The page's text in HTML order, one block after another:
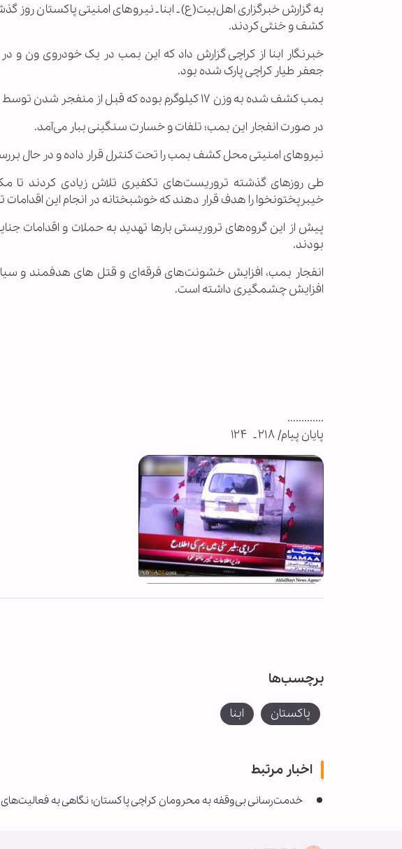
به گزارش خبرگزاری اهل‌بیت(ع) ـ ابنا ـ نیروهای امنیتی پاکستان
کشف و خنثی کردند.
خبرنگار ابنا از کراچی گزارش داد که این بمب در یک خودروی
جعفر طیار کراچی پارک شده بود.
بمب کشف شده به وزن ۱۷ کیلوگرم بوده که قبل از منفجر شدن توسط نیروهای امنیتی خنثی شد.
در صورت انفجار این بمب؛ تلفات و خسارت سنگینی ببار می‌آمد.
نیروهای امنیتی محل کشف بمب را تحت کنترل قرار داده و در حال
طی روزهای گذشته تروریست‌های تکفیری تلاش زیادی کردند تا
خیبرپختونخوا را هدف قرار دهند که خوشبختانه در انجام این اقدامات
پیش از این گروه‌های تروریستی بارها تهدید به حملات و اقدامات
بودند.
افزایش چشمگیری داشته است.
.............
پایان پیام/ ۲۱۸ ـ ۱۲۴
برچسب‌ها
پاکستان ابنا
اخبار مرتبط
‌خدمت‌رسانی بی‌وقفه به محرومان کراچی پاکستان؛ نگاهی به